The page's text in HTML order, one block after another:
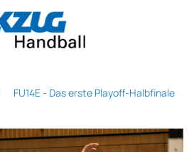
springen
FU14E - Das erste Playoff-Halbfinale